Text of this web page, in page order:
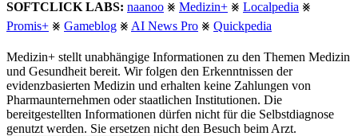
SOFTCLICK LABS: naanoo ⨳ Medizin+ ⨳ Localpedia ⨳
Promis+ ⨳ Gameblog ⨳ AI News Pro ⨳ Quickpedia
Medizin+ stellt unabhängige Informationen zu den Themen Medizin
und Gesundheit bereit. Wir folgen den Erkenntnissen der
evidenzbasierten Medizin und erhalten keine Zahlungen von
Pharmaunternehmen oder staatlichen Institutionen. Die
bereitgestellten Informationen dürfen nicht für die Selbstdiagnose
genutzt werden. Sie ersetzen nicht den Besuch beim Arzt.